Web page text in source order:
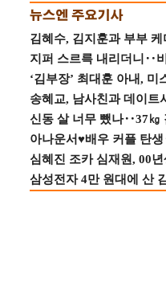
김혜수, 김지훈과 부부 케
지퍼 스르륵 내리더니‥
‘김부장’ 최대훈 아내,
송혜교, 남사친과 데이
신동 살 너무 뺐나‥37㎏
아나운서♥배우 커플 탄
심혜진 조카 심재원, 00
삼성전자 4만 원대에 산